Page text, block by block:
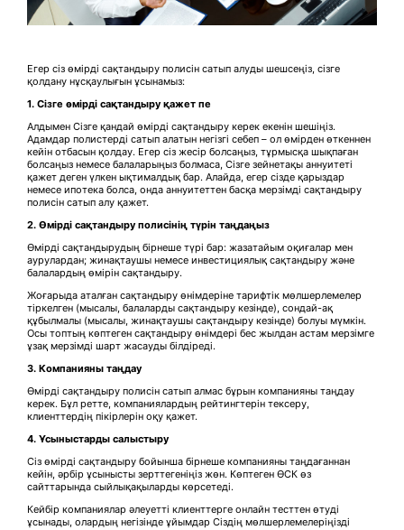
Егер сіз өмірді сақтандыру полисін сатып алуды шешсеңіз, сізге
қолдану нұсқаулығын ұсынамыз:
1. Сізге өмірді сақтандыру қажет пе
Алдымен Сізге қандай өмірді сақтандыру керек екенін шешіңіз.
Адамдар полистерді сатып алатын негізгі себеп – ол өмірден өткеннен
кейін отбасын қолдау. Егер сіз жесір болсаңыз, тұрмысқа шықпаған
болсаңыз немесе балаларыңыз болмаса, Сізге зейнетақы аннуитеті
қажет деген үлкен ықтималдық бар. Алайда, егер сізде қарыздар
немесе ипотека болса, онда аннуитеттен басқа мерзімді сақтандыру
полисін сатып алу қажет.
2. Өмірді сақтандыру полисінің түрін таңдаңыз
Өмірді сақтандырудың бірнеше түрі бар: жазатайым оқиғалар мен
аурулардан; жинақтаушы немесе инвестициялық сақтандыру және
балалардың өмірін сақтандыру.
Жоғарыда аталған сақтандыру өнімдеріне тарифтік мөлшерлемелер
тіркелген (мысалы, балаларды сақтандыру кезінде), сондай-ақ
құбылмалы (мысалы, жинақтаушы сақтандыру кезінде) болуы мүмкін.
Осы топтың көптеген сақтандыру өнімдері бес жылдан астам мерзімге
ұзақ мерзімді шарт жасауды білдіреді.
3. Компанияны таңдау
Өмірді сақтандыру полисін сатып алмас бұрын компанияны таңдау
керек. Бұл ретте, компаниялардың рейтингтерін тексеру,
клиенттердің пікірлерін оқу қажет.
4. Ұсыныстарды салыстыру
Сіз өмірді сақтандыру бойынша бірнеше компанияны таңдағаннан
кейін, әрбір ұсынысты зерттегеніңіз жөн. Көптеген ӨСК өз
сайттарында сыйлықақыларды көрсетеді.
Кейбір компаниялар әлеуетті клиенттерге онлайн тесттен өтуді
ұсынады, олардың негізінде ұйымдар Сіздің мөлшерлемелеріңізді